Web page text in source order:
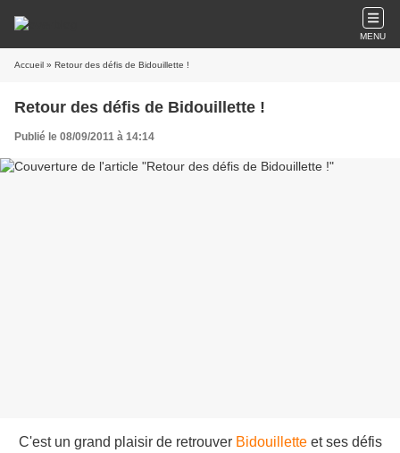
MENU
Accueil » Retour des défis de Bidouillette !
Retour des défis de Bidouillette !
Publié le 08/09/2011 à 14:14
C'est un grand plaisir de retrouver Bidouilletteet ses défis